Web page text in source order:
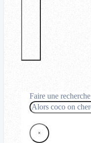
Faire une recherche
Rechercher
×